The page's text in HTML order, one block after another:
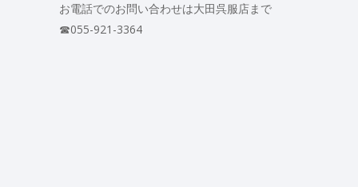
お電話でのお問い合わせは大田呉服店まで
☎055-921-3364